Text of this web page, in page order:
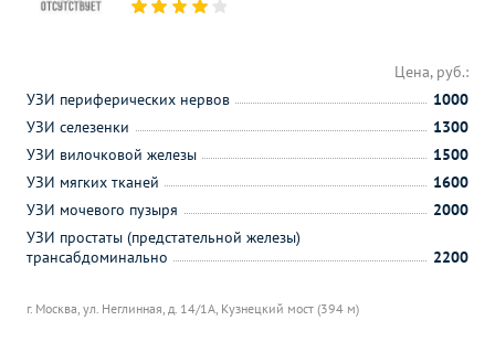
г. Москва, ул. Неглинная, д. 14/1А, Кузнецкий мост (394 м)
Цена, руб.:
УЗИ периферических нервов
1000
УЗИ селезенки
1300
УЗИ вилочковой железы
1500
УЗИ мягких тканей
1600
УЗИ мочевого пузыря
2000
УЗИ простаты (предстательной железы)
трансабдоминально
2200